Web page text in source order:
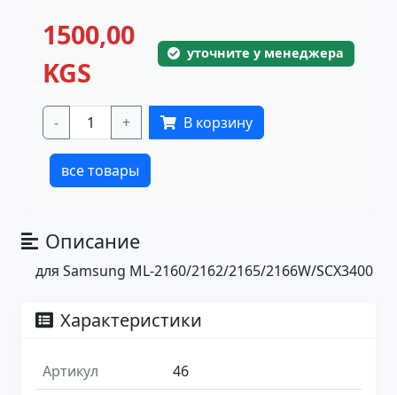
1500,00
KGS
уточните у менеджера
- + В корзину
все товары
Описание
для Samsung ML-2160/2162/2165/2166W/SCX3400
Характеристики
Артикул
46